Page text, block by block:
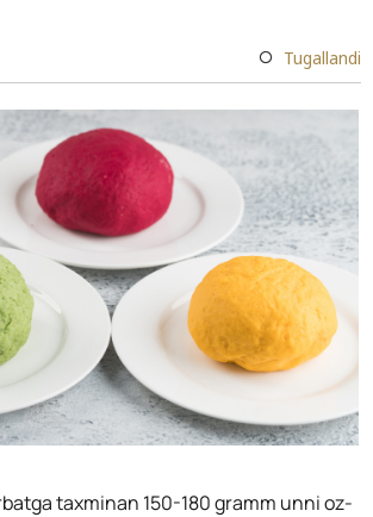
Tugallandi
taxminan 150-180 gramm unni oz-